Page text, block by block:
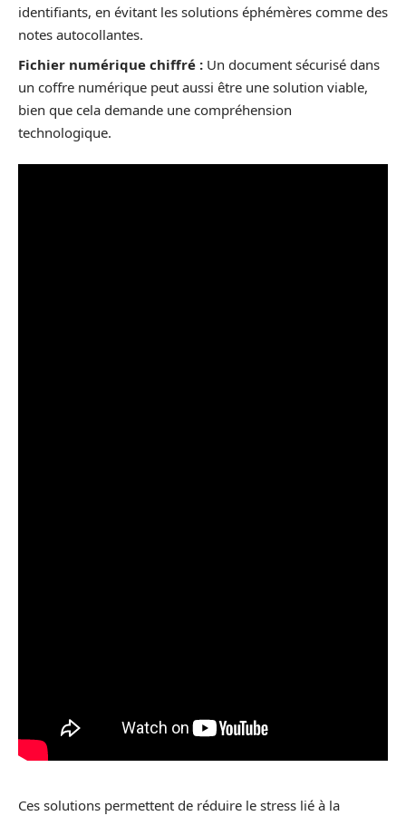
identifiants, en évitant les solutions éphémères comme des
notes autocollantes.
Fichier numérique chiffré : Un document sécurisé dans
un coffre numérique peut aussi être une solution viable,
bien que cela demande une compréhension
technologique.
Ces solutions permettent de réduire le stress lié à la